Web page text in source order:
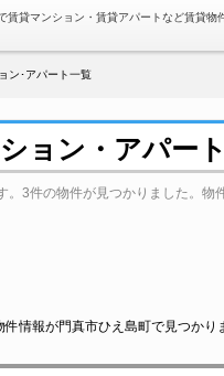
賃貸マンション・賃貸アパートなど賃貸物
ン･アパート一覧
ョン・アパー
3件の物件が見つかりました。物
件情報が門真市ひえ島町で見つかり